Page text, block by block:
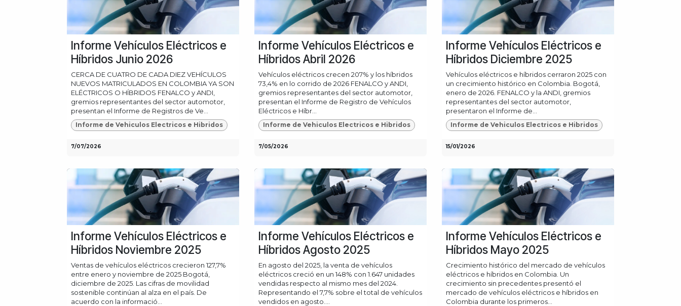
Informe Vehículos Eléctricos e
Híbridos Junio 2026
CERCA DE CUATRO DE CADA DIEZ VEHÍCULOS
NUEVOS MATRICULADOS EN COLOMBIA YA SON
ELÉCTRICOS O HÍBRIDOS FENALCO y ANDI,
gremios representantes del sector automotor,
presentan el Informe de Registros de Ve...
Informe de Vehiculos Electricos e Hibridos
7/07/2026
Informe Vehículos Eléctricos e
Híbridos Abril 2026
Vehículos eléctricos crecen 207% y los híbridos
73,4% en lo corrido de 2026 FENALCO y ANDI,
gremios representantes del sector automotor,
presentan el Informe de Registro de Vehículos
Eléctricos e Híbr...
Informe de Vehiculos Electricos e Hibridos
7/05/2026
Informe Vehículos Eléctricos e
Híbridos Diciembre 2025
Vehículos eléctricos e híbridos cerraron 2025 con
un crecimiento histórico en Colombia. Bogotá,
enero de 2026. FENALCO y la ANDI, gremios
representantes del sector automotor,
presentaron el Informe de...
Informe de Vehiculos Electricos e Hibridos
15/01/2026
Informe Vehículos Eléctricos e
Híbridos Noviembre 2025
Ventas de vehículos eléctricos crecieron 127,7%
entre enero y noviembre de 2025 Bogotá,
diciembre de 2025. Las cifras de movilidad
sostenible continúan al alza en el país. De
acuerdo con la informació...
Informe Vehículos Eléctricos e
Híbridos Agosto 2025
En agosto del 2025, la venta de vehículos
eléctricos creció en un 148% con 1.647 unidades
vendidas respecto al mismo mes del 2024.
Representando el 7,7% sobre el total de vehículos
vendidos en agosto....
Informe Vehículos Eléctricos e
Híbridos Mayo 2025
Crecimiento histórico del mercado de vehículos
eléctricos e híbridos en Colombia. Un
crecimiento sin precedentes presentó el
mercado de vehículos eléctricos e híbridos en
Colombia durante los primeros...